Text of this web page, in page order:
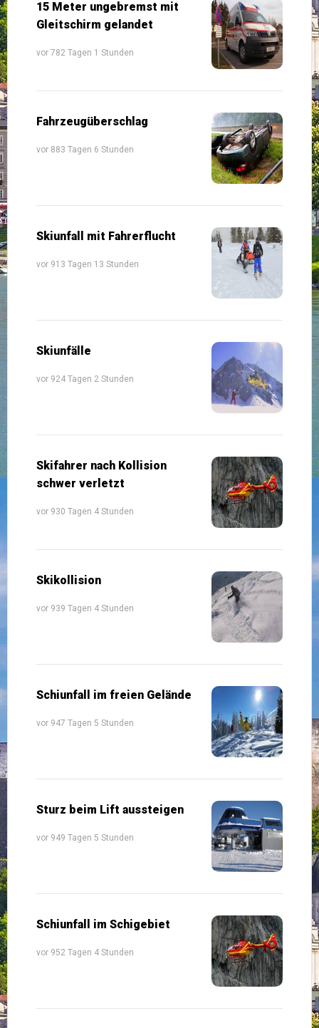
15 Meter ungebremst mit
Gleitschirm gelandet
vor 782 Tagen 1 Stunden
Fahrzeugüberschlag
vor 883 Tagen 6 Stunden
Skiunfall mit Fahrerflucht
vor 913 Tagen 13 Stunden
Skiunfälle
vor 924 Tagen 2 Stunden
Skifahrer nach Kollision
schwer verletzt
vor 930 Tagen 4 Stunden
Skikollision
vor 939 Tagen 4 Stunden
Schiunfall im freien Gelände
vor 947 Tagen 5 Stunden
Sturz beim Lift aussteigen
vor 949 Tagen 5 Stunden
Schiunfall im Schigebiet
vor 952 Tagen 4 Stunden